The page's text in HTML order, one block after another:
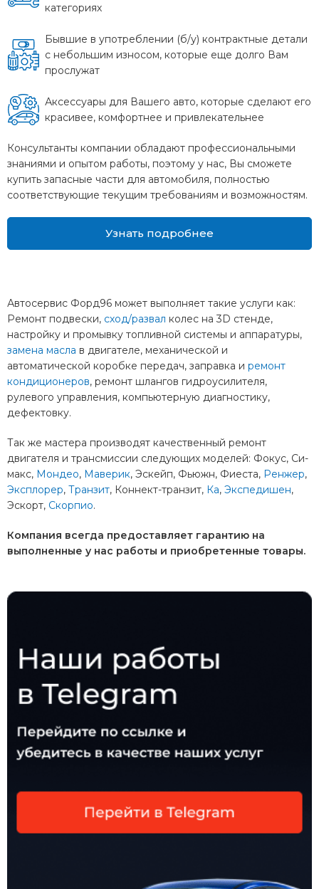
категориях
Бывшие в употреблении (б/у) контрактные детали
с небольшим износом, которые еще долго Вам
прослужат
Аксессуары для Вашего авто, которые сделают его
красивее, комфортнее и привлекательнее
Консультанты компании обладают профессиональными
знаниями и опытом работы, поэтому у нас, Вы сможете
купить запасные части для автомобиля, полностью
соответствующие текущим требованиям и возможностям.
Узнать подробнее
Автосервис Форд96 может выполняет такие услуги как:
Ремонт подвески, сход/развал колес на 3D стенде,
настройку и промывку топливной системы и аппаратуры,
замена масла в двигателе, механической и
автоматической коробке передач, заправка и ремонт
кондиционеров, ремонт шлангов гидроусилителя,
рулевого управления, компьютерную диагностику,
дефектовку.
Так же мастера производят качественный ремонт
двигателя и трансмиссии следующих моделей: Фокус, Си-
макс, Мондео, Маверик, Эскейп, Фьюжн, Фиеста, Ренжер,
Эксплорер, Транзит, Коннект-транзит, Ка, Экспедишен,
Эскорт, Скорпио.
Компания всегда предоставляет гарантию на
выполненные у нас работы и приобретенные товары.